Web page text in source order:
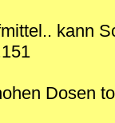
kann
Dosen